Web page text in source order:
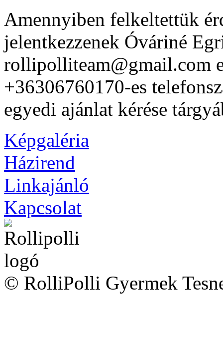
Amennyiben felkeltettük
jelentkezzenek Óváriné
rollipolliteam@gmail.com
+36306760170-es
egyedi ajánlat kérése
Képgaléria
Házirend
Linkajánló
Kapcsolat
© RolliPolli Gyermek